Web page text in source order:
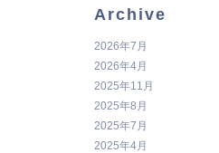
Archive
2026年7月
2026年4月
2025年11月
2025年8月
2025年7月
2025年4月